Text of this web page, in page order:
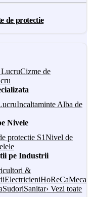
de protectie
Cizme de
Incaltaminte Alba de
Nivele
protectie S1Nivel de
pe Industrii
&
ElectricieniHoReCa
SudoriSanitar› Vezi toate